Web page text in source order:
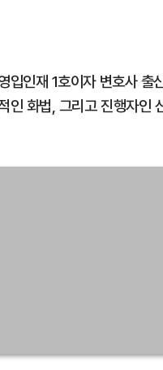
입인재 1호이자 변호사 출
인 화법, 그리고 진행자인